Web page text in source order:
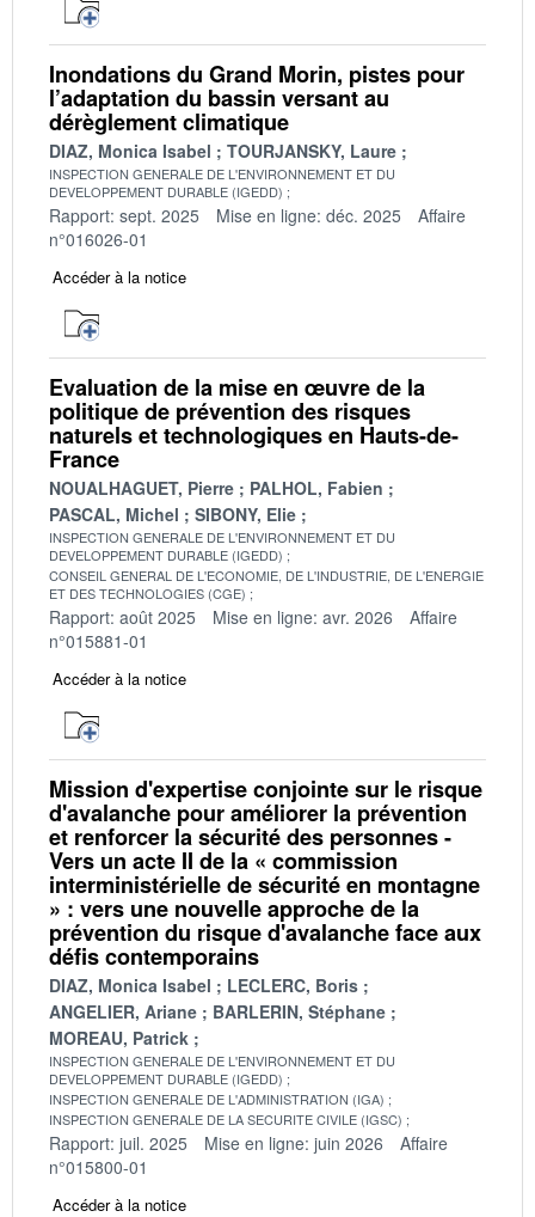
Inondations du Grand Morin, pistes pour
l’adaptation du bassin versant au
dérèglement climatique
DIAZ, Monica Isabel TOURJANSKY, Laure
INSPECTION GENERALE DE L'ENVIRONNEMENT ET DU
DEVELOPPEMENT DURABLE (IGEDD)
Rapport: sept. 2025 Mise en ligne: déc. 2025
Affaire
n°016026-01
Accéder à la notice
Evaluation de la mise en œuvre de la
politique de prévention des risques
naturels et technologiques en Hauts-de-
France
NOUALHAGUET, Pierre
PALHOL, Fabien
PASCAL, Michel
SIBONY, Elie
INSPECTION GENERALE DE L'ENVIRONNEMENT ET DU
DEVELOPPEMENT DURABLE (IGEDD)
CONSEIL GENERAL DE L'ECONOMIE, DE L'INDUSTRIE, DE L'ENERGIE
ET DES TECHNOLOGIES (CGE)
Rapport: août 2025 Mise en ligne: avr. 2026
Affaire
n°015881-01
Accéder à la notice
Mission d'expertise conjointe sur le risque
d'avalanche pour améliorer la prévention
et renforcer la sécurité des personnes -
Vers un acte II de la « commission
interministérielle de sécurité en montagne
» : vers une nouvelle approche de la
prévention du risque d'avalanche face aux
défis contemporains
DIAZ, Monica Isabel
LECLERC, Boris
ANGELIER, Ariane
BARLERIN, Stéphane
MOREAU, Patrick
INSPECTION GENERALE DE L'ENVIRONNEMENT ET DU
DEVELOPPEMENT DURABLE (IGEDD)
INSPECTION GENERALE DE L'ADMINISTRATION (IGA)
INSPECTION GENERALE DE LA SECURITE CIVILE (IGSC)
Rapport: juil. 2025 Mise en ligne: juin 2026
Affaire
n°015800-01
Accéder à la notice